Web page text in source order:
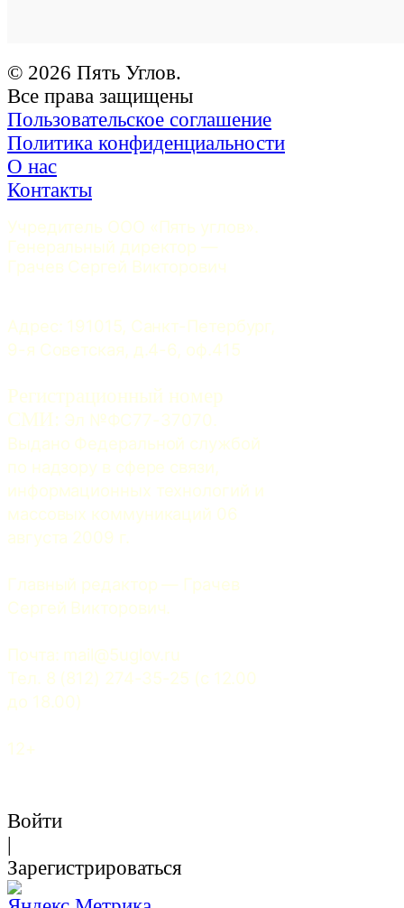
© 2026 Пять Углов.
Все права защищены
Пользовательское соглашение
Политика конфиденциальности
О нас
Контакты
Учредитель ООО «Пять углов».
Генеральный директор —
Грачев Сергей Викторович
Адрес: 191015, Санкт-Петербург,
9-я Советская, д.4-6, оф.415
Регистрационный номер
СМИ: Эл №ФС77-37070.
Выдано Федеральной службой
по надзору в сфере связи,
информационных технологий и
массовых коммуникаций 06
августа 2009 г.
Главный редактор — Грачев
Сергей Викторович.
Почта: mail@5uglov.ru
Тел. 8 (812) 274-35-25 (c 12.00
до 18.00)
12+
Войти
|
Зарегистрироваться